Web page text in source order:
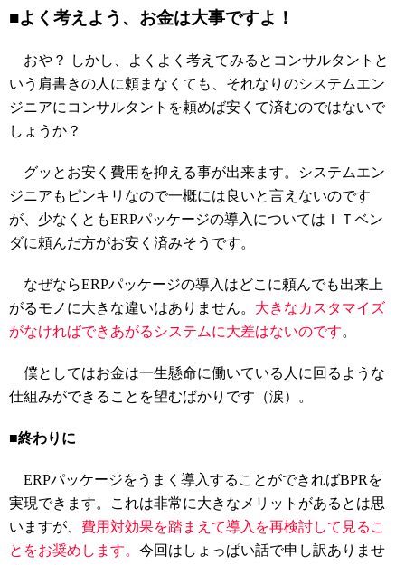
■よく考えよう、お金は大事ですよ！
おや？ しかし、よくよく考えてみるとコンサルタントと
いう肩書きの人に頼まなくても、それなりのシステムエン
ジニアにコンサルタントを頼めば安くて済むのではないで
しょうか？
グッとお安く費用を抑える事が出来ます。システムエン
ジニアもピンキリなので一概には良いと言えないのです
が、少なくともERPパッケージの導入についてはＩＴベン
ダに頼んだ方がお安く済みそうです。
なぜならERPパッケージの導入はどこに頼んでも出来上
がるモノに大きな違いはありません。 大きなカスタマイズ
がなければできあがるシステムに大差はないのです。
僕としてはお金は一生懸命に働いている人に回るような
仕組みができることを望むばかりです（涙）。
■終わりに
ERPパッケージをうまく導入することができればBPRを
実現できます。これは非常に大きなメリットがあるとは思
いますが、 費用対効果を踏まえて導入を再検討して見るこ
とをお奨めします。 今回はしょっぱい話で申し訳ありませ